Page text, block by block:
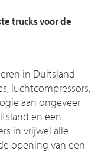
trucks voor de
in Duitsland
luchtcompressors,
aan ongeveer
en een
in vrijwel alle
opening van een